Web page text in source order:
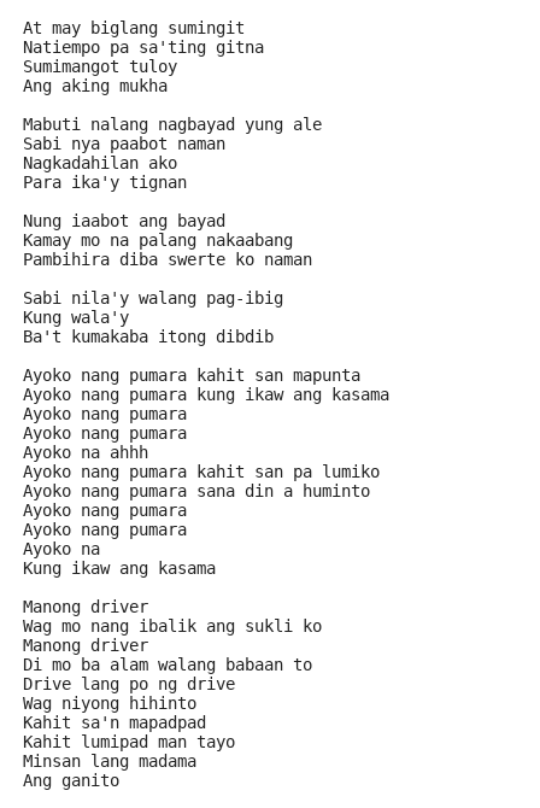
At may biglang sumingit
Natiempo pa sa'ting gitna
Sumimangot tuloy
Ang aking mukha
Mabuti nalang nagbayad yung ale
Sabi nya paabot naman
Nagkadahilan ako
Para ika'y tignan
Nung iaabot ang bayad
Kamay mo na palang nakaabang
Pambihira diba swerte ko naman
Sabi nila'y walang pag-ibig
Kung wala'y
Ba't kumakaba itong dibdib
Ayoko nang pumara kahit san mapunta
Ayoko nang pumara kung ikaw ang kasama
Ayoko nang pumara
Ayoko nang pumara
Ayoko na ahhh
Ayoko nang pumara kahit san pa lumiko
Ayoko nang pumara sana din a huminto
Ayoko nang pumara
Ayoko nang pumara
Ayoko na
Kung ikaw ang kasama
Manong driver
Wag mo nang ibalik ang sukli ko
Manong driver
Di mo ba alam walang babaan to
Drive lang po ng drive
Wag niyong hihinto
Kahit sa'n mapadpad
Kahit lumipad man tayo
Minsan lang madama
Ang ganito